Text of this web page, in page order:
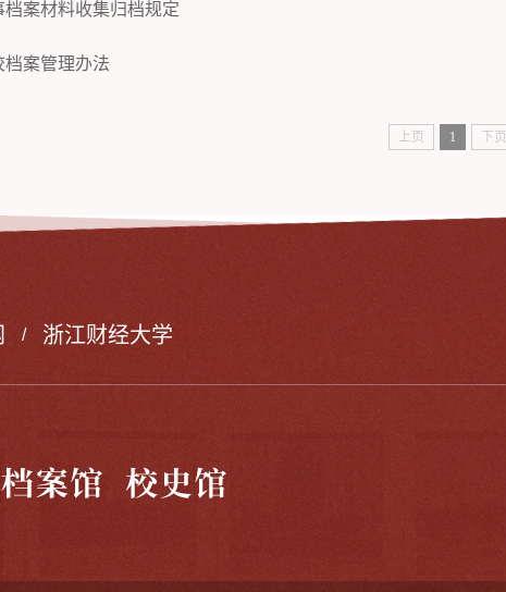
档案材料收集归档规定
档案管理办法
上页 1 下页
/ 浙江财经大学